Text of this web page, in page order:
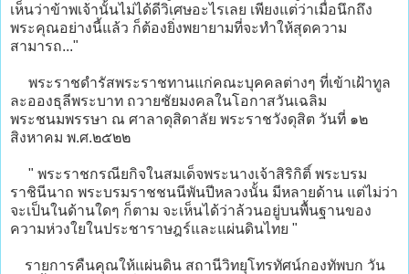
เห็นว่าข้าพเจ้านั้นไม่ได้ดีวิเศษอะไรเลย เพียงแต่ว่าเมื่อนึกถึง
พระคุณอย่างนี้แล้ว ก็ต้องยิ่งพยายามที่จะทำให้สุดความ
สามารถ..."
พระราชดำรัสพระราชทานแก่คณะบุคคลต่างๆ ที่เข้าเฝ้าทูล
ละอองธุลีพระบาท ถวายชัยมงคลในโอกาสวันเฉลิม
พระชนมพรรษา ณ ศาลาดุสิดาลัย พระราชวังดุสิต วันที่ ๑๒
สิงหาคม พ.ศ.๒๕๒๒
" พระราชกรณียกิจในสมเด็จพระนางเจ้าสิริกิติ์ พระบรม
ราชินีนาถ พระบรมราชชนนีพันปีหลวงนั้น มีหลายด้าน แต่ไม่ว่า
จะเป็นในด้านใดๆ ก็ตาม จะเห็นได้ว่าล้วนอยู่บนพื้นฐานของ
ความห่วงใยในประชาราษฎร์และแผ่นดินไทย "
รายการคืนคุณให้แผ่นดิน สถานีวิทยุโทรทัศน์กองทัพบก วัน